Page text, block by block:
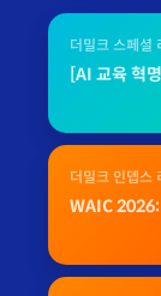
더밀크 스페셜
[AI 교육 혁
더밀크 인뎁스
WAIC